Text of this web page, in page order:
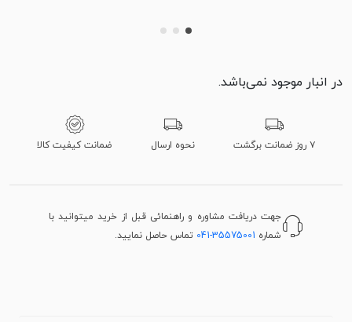
در انبار موجود نمی‌باشد.
۷ روز ضمانت برگشت نحوه ارسال ضمانت کیفیت کالا
جهت دریافت مشاوره و راهنمائی قبل از خرید میتوانید با
شماره 041-35575001 تماس حاصل نمایید.